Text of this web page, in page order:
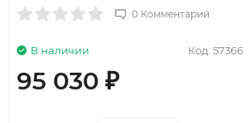
0 Комментарий
Код: 57366
В наличии
95 030 ₽